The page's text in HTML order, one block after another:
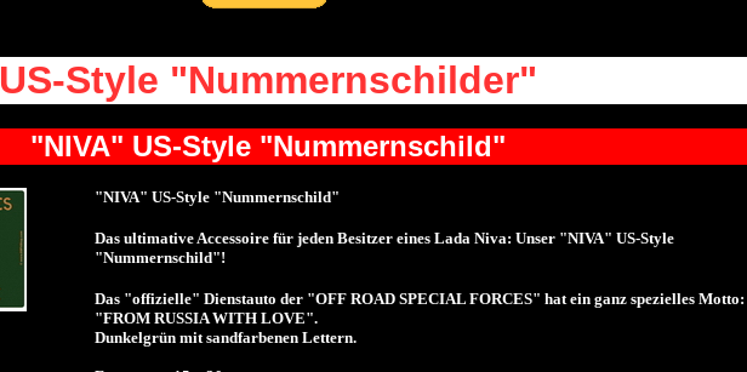
US-Style "Nummernschilder"
"NIVA" US-Style "Nummernschild"
"NIVA" US-Style "Nummernschild"
Das ultimative Accessoire für jeden Besitzer eines Lada Niva: Unser "NIVA" US-Style
"Nummernschild"!
Das "offizielle" Dienstauto der "OFF ROAD SPECIAL FORCES" hat ein ganz spezielles Motto:
"FROM RUSSIA WITH LOVE".
Dunkelgrün mit sandfarbenen Lettern.